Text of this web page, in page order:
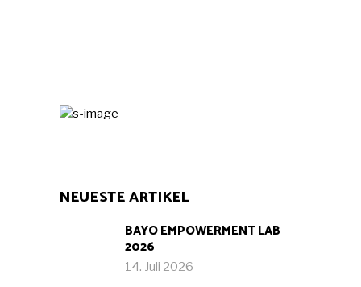
NEUESTE ARTIKEL
BAYO EMPOWERMENT LAB
2026
14. Juli 2026